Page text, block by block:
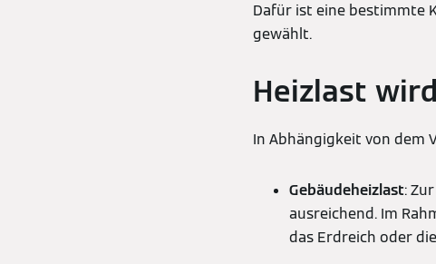
Dafür ist eine bestimmte
gewählt.
Heizlast
In Abhängigkeit von dem
Gebäudeheizlast:
ausreichend. Im
das Erdreich oder